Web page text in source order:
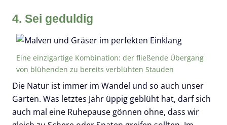
4. Sei geduldig
Eine einzigartige Kombination: der fließende Übergang
von blühenden zu bereits verblühten Stauden
Die Natur ist immer im Wandel und so auch unser
Garten. Was letztes Jahr üppig geblüht hat, darf sich
auch mal eine Ruhepause gönnen ohne, dass wir